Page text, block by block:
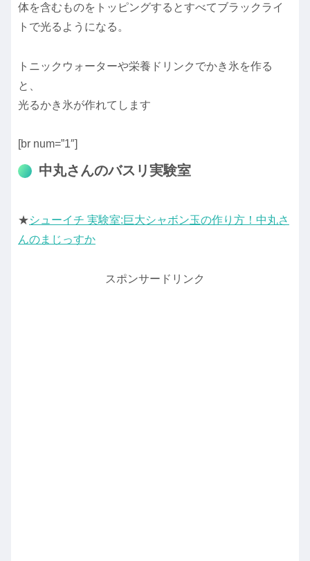
体を含むものをトッピングするとすべてブラックライ
トで光るようになる。
トニックウォーターや栄養ドリンクでかき氷を作る
と、
光るかき氷が作れてします
[br num=”1″]
中丸さんのバスリ実験室
★シューイチ 実験室:巨大シャボン玉の作り方！中丸さ
んのまじっすか
スポンサードリンク